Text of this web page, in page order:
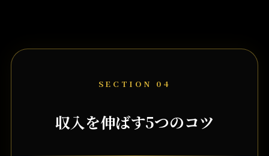
SECTION 04
収入を伸ばす5つのコツ